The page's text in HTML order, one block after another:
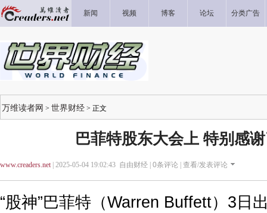
新闻 视频 博客 论坛 分类广告
万维读者网 > 世界财经 > 正文
巴菲特股东大会上 特别感
www.creaders.net| 2025-05-04 19:02:43 自由财经 | 0条评论 | 查看/发表评论
“股神”巴菲特（Warren Buffett）3日